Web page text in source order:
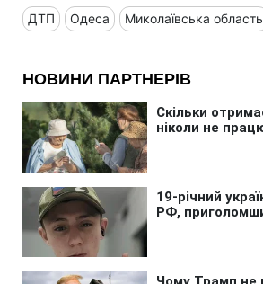
ДТП Одеса Миколаївська область